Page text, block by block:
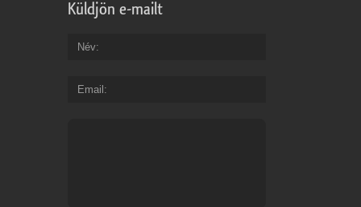
Küldjön e-mailt
Név
Email